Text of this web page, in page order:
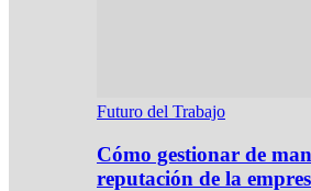
Futuro del Trabajo
Cómo gestionar de
reputación de la